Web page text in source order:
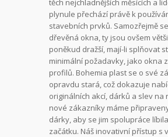
těch nejchladnějších měsících a
plynule přechází právě k
stavebních prvků. Samozřejmě
dřevěná okna, ty jsou ovšem
poněkud dražší, mají-li splňovat
minimální požadavky, jako okna
profilů. Bohemia plast se o své
opravdu stará, což dokazuje
originálních akcí, dárků a slev na
nové zákazníky máme
dárky, aby se jim spolupráce
začátku. Náš inovativní přístup s